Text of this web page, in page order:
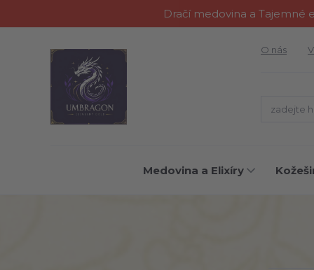
Dračí medovina a Tajemné
O nás
Medovina a Elixíry